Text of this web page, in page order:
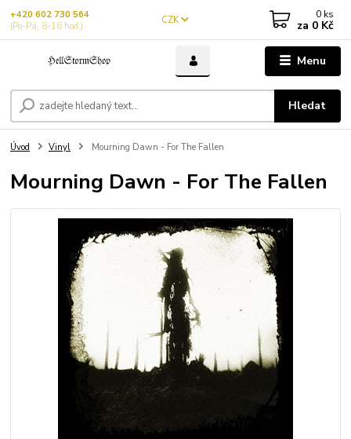
Menu
CZK
Hledat
+420 602 730 564
(Po-Pá, 8-16 hod.)
0 ks
za 0 Kč
Úvod Vinyl Mourning Dawn - For The Fallen
Mourning Dawn - For The Fallen